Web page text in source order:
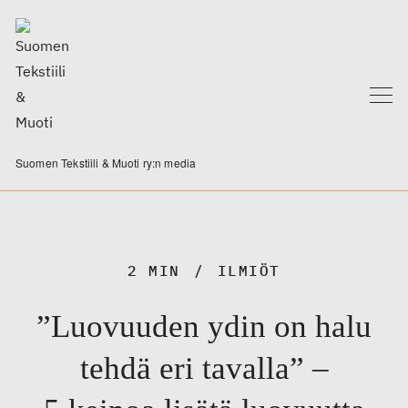
Suomen Tekstiili & Muoti ry:n media
2 MIN ILMIÖT
”Luovuuden ydin on halu
tehdä eri tavalla” –